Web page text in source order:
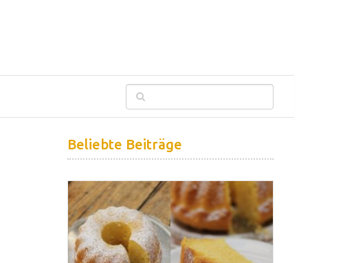
Beliebte Beiträge